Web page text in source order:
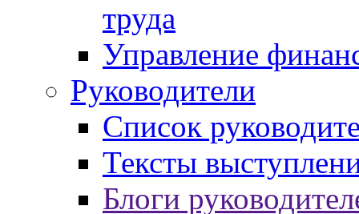
труда
Управление
Руководители
Список
Тексты
Блоги